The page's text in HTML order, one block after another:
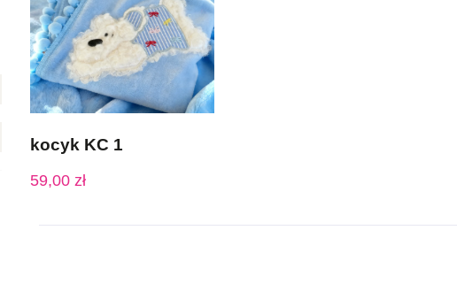
kocyk KC 1
59,00 zł